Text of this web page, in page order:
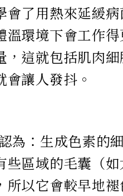
了用熱來延緩病
環境下會工作
這就包括肌肉
讓人發抖。
為：生成色素的
區域的毛囊（
以它會較早地褪